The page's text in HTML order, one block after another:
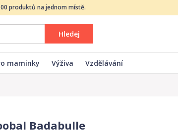
produktů na jednom místě.
Hledej
maminky Výživa Vzdělávání
Badabulle